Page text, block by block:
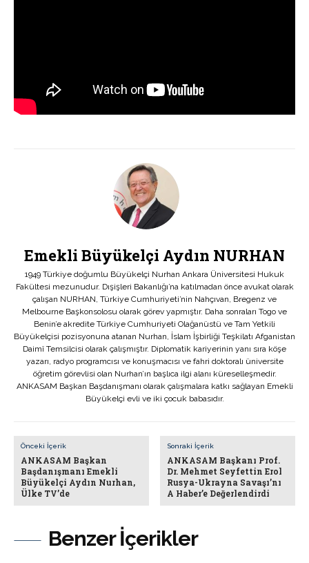
Benzer İçerikler
Emekli Büyükelçi Aydın NURHAN
1949 Türkiye doğumlu Büyükelçi Nurhan Ankara Üniversitesi Hukuk
Fakültesi mezunudur. Dışişleri Bakanlığı’na katılmadan önce avukat olarak
çalışan NURHAN, Türkiye Cumhuriyeti’nin Nahçıvan, Bregenz ve
Melbourne Başkonsolosu olarak görev yapmıştır. Daha sonraları Togo ve
Benin’e akredite Türkiye Cumhuriyeti Olağanüstü ve Tam Yetkili
Büyükelçisi pozisyonuna atanan Nurhan, İslam İşbirliği Teşkilatı Afganistan
Daimî Temsilcisi olarak çalışmıştır. Diplomatik kariyerinin yanı sıra köşe
yazarı, radyo programcısı ve konuşmacısı ve fahri doktoralı üniversite
öğretim görevlisi olan Nurhan’ın başlıca ilgi alanı küreselleşmedir.
ANKASAM Başkan Başdanışmanı olarak çalışmalara katkı sağlayan Emekli
Büyükelçi evli ve iki çocuk babasıdır.
Önceki İçerik
ANKASAM Başkan
Başdanışmanı Emekli
Büyükelçi Aydın Nurhan,
Ülke TV’de
Sonraki İçerik
ANKASAM Başkanı Prof.
Dr. Mehmet Seyfettin Erol
Rusya-Ukrayna Savaşı’nı
A Haber’e Değerlendirdi